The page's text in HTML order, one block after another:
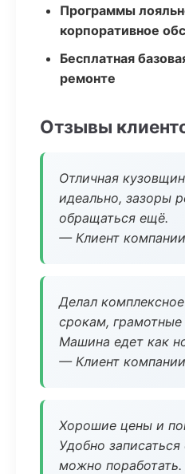
Программы
корпоративное
Бесплатная
ремонте
Отзывы
Отличная
идеально, зазоры
обращаться ещё.
— Клиент компании
Делал
срокам,
Машина едет как
— Клиент компании
Хорошие цены и
Удобно записаться
можно поработать.